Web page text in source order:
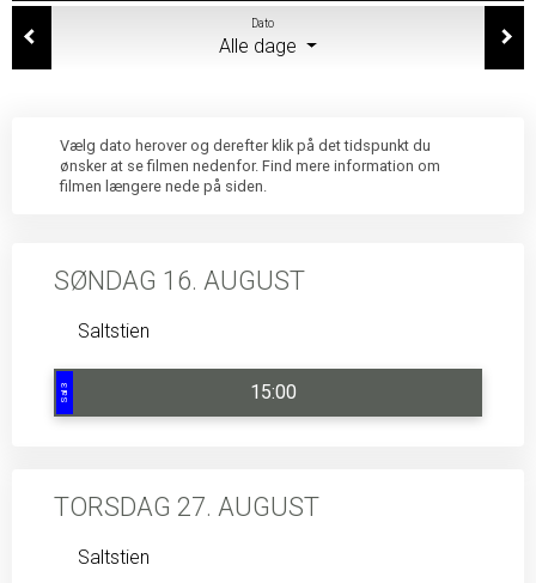
Dato
Alle dage
Vælg dato herover og derefter klik på det tidspunkt du
ønsker at se filmen nedenfor. Find mere information om
filmen længere nede på siden.
SØNDAG 16. AUGUST
Saltstien
Sal 3 15:00
TORSDAG 27. AUGUST
Saltstien